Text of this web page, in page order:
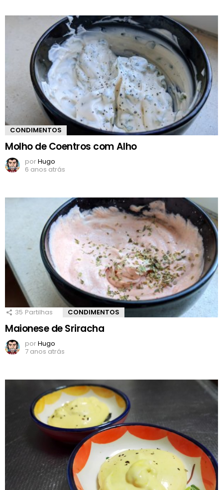
CONDIMENTOS
Molho de Coentros com Alho
porHugo
6 anos atrás
35 Partilhas CONDIMENTOS
Maionese de Sriracha
porHugo
7 anos atrás